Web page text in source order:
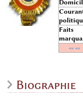
Faits
<< <<
Biographie